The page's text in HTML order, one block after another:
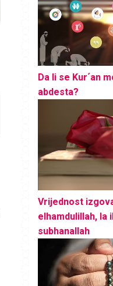
Da li se Kur´an
abdesta?
Vrijednost
elhamdulillah, la
subhanallah